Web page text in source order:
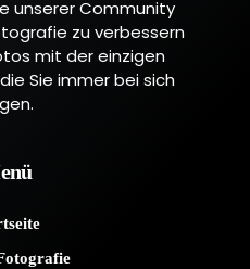
unserer Community
zu verbessern
mit der einzigen
Sie immer bei sich